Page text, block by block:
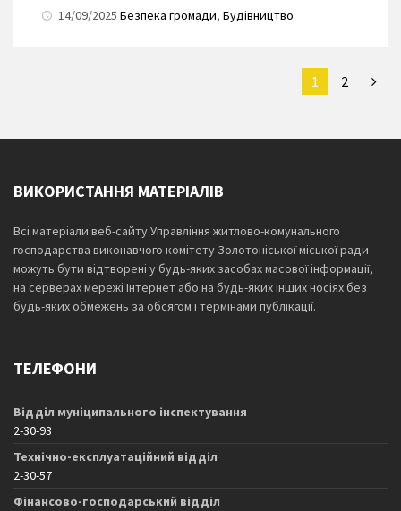
14/09/2025 Безпека громади, Будівництво
1 2
ВИКОРИСТАННЯ МАТЕРІАЛІВ
Всі матеріали веб-сайту Управління житлово-комунального
господарства виконавчого комітету Золотоніської міської ради
можуть бути відтворені у будь-яких засобах масової інформації,
на серверах мережі Інтернет або на будь-яких інших носіях без
будь-яких обмежень за обсягом і термінами публікації.
ТЕЛЕФОНИ
Відділ муніципального інспектування
2-30-93
Технічно-експлуатаційний відділ
2-30-57
Фінансово-господарський відділ